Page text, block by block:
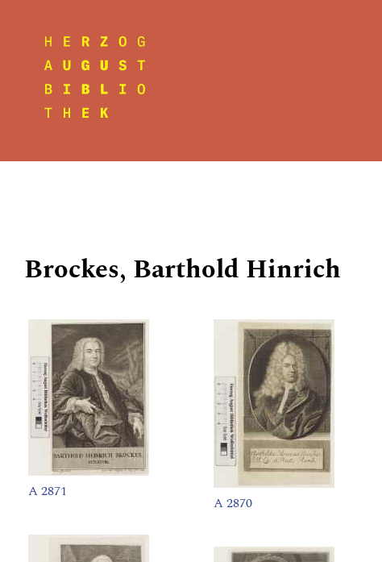
Brockes, Barthold Hinrich
A 2871
A 2870